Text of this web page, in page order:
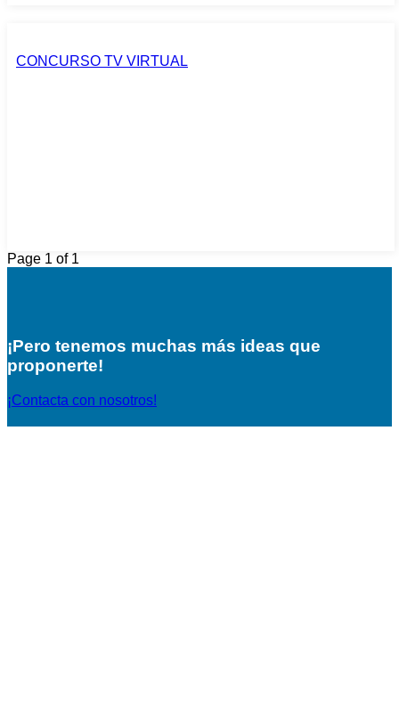
CONCURSO TV VIRTUAL
Page 1 of 1
¡Pero tenemos muchas más ideas que
proponerte!
¡Contacta con nosotros!